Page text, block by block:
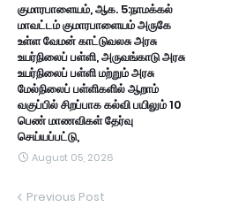
குமாரபாளையம், ஆக. 5:நாமக்கல்
மாவட்டம் குமாரபாளையம் அருகே
உள்ள வேமன் காட்டுவலசு அரசு
உயர்நிலைப் பள்ளி, அருவங்காடு அரசு
உயர்நிலைப் பள்ளி மற்றும் அரசு
மேல்நிலைப் பள்ளிகளில் ஆறாம்
வகுப்பில் சிறப்பாக கல்வி பயிலும் 10
பெண் மாணவிகள் தேர்வு
செய்யப்பட்டு,
August 05, 2026
Previous Post